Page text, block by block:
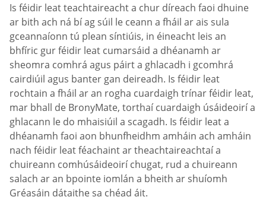
Is féidir leat teachtaireacht a chur díreach faoi dhuine
ar bith ach ná bí ag súil le ceann a fháil ar ais sula
gceannaíonn tú plean síntiúis, in éineacht leis an
bhfíric gur féidir leat cumarsáid a dhéanamh ar
sheomra comhrá agus páirt a ghlacadh i gcomhrá
cairdiúil agus banter gan deireadh. Is féidir leat
rochtain a fháil ar an rogha cuardaigh trínar féidir leat,
mar bhall de BronyMate, torthaí cuardaigh úsáideoirí a
ghlacann le do mhaisiúil a scagadh. Is féidir leat a
dhéanamh faoi aon bhunfheidhm amháin ach amháin
nach féidir leat féachaint ar theachtaireachtaí a
chuireann comhúsáideoirí chugat, rud a chuireann
salach ar an bpointe iomlán a bheith ar shuíomh
Gréasáin dátaithe sa chéad áit.